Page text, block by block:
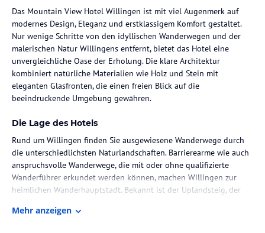
Das Mountain View Hotel Willingen ist mit viel Augenmerk auf
modernes Design, Eleganz und erstklassigem Komfort gestaltet.
Nur wenige Schritte von den idyllischen Wanderwegen und der
malerischen Natur Willingens entfernt, bietet das Hotel eine
unvergleichliche Oase der Erholung. Die klare Architektur
kombiniert natürliche Materialien wie Holz und Stein mit
eleganten Glasfronten, die einen freien Blick auf die
beeindruckende Umgebung gewähren.
Die Lage des Hotels
Rund um Willingen finden Sie ausgewiesene Wanderwege durch
die unterschiedlichsten Naturlandschaften. Barrierearme wie auch
anspruchsvolle Wanderwege, die mit oder ohne qualifizierte
Wanderführer erkundet werden können, machen Willingen zur
heimlichen Wanderhauptstadt. Bekannt ist der Uplandsteig, der
Aussichtspunkten, Naturdenkmälern und den höchsten Bergen
Mehr anzeigen